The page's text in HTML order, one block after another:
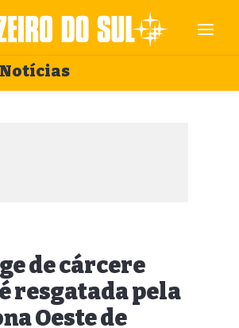
Notícias
de cárcere
resgatada pela
Oeste de